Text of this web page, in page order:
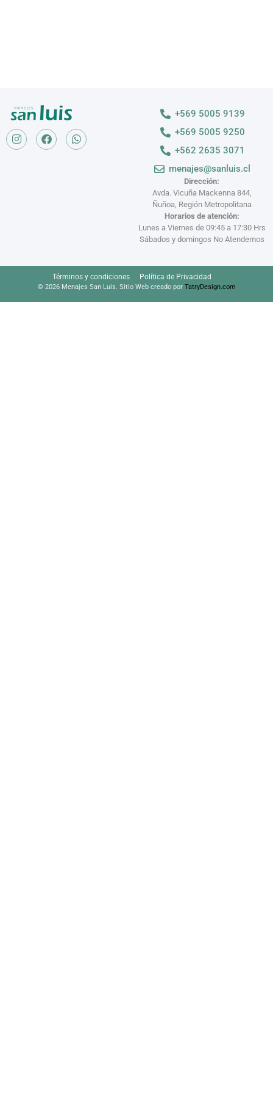
Dirección:
Avda. Vicuña Mackenna 844,
Ñuñoa, Región Metropolitana
Horarios de atención:
Lunes a Viernes de 09:45 a 17:30 Hrs
Sábados y domingos No Atendemos
+569 5005 9139
+569 5005 9250
+562 2635 3071
menajes@sanluis.cl
Términos y condiciones Política de Privacidad
© 2026 Menajes San Luis. Sitio Web creado por TatryDesign.com